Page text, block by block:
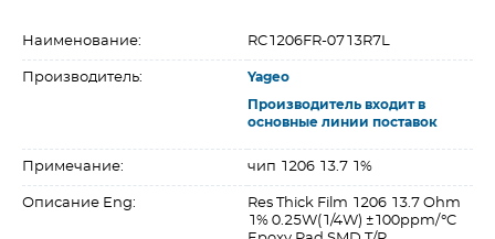
Наименование: RC1206FR-0713R7L
Производитель: Yageo
Производитель входит в
основные линии поставок
Примечание: чип 1206 13.7 1%
Описание Eng:
Res Thick Film 1206 13.7 Ohm
1% 0.25W(1/4W) ±100ppm/°C